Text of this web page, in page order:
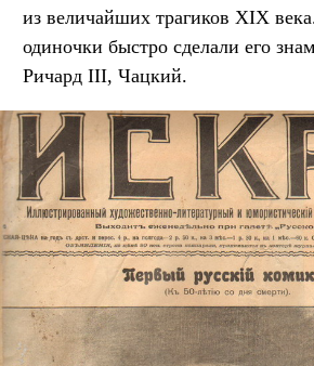
из величайших трагиков XIX
одиночки быстро сделали его
Ричард III, Чацкий.